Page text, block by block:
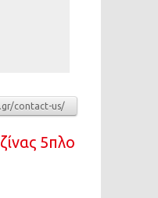
contact-us/
5πλο